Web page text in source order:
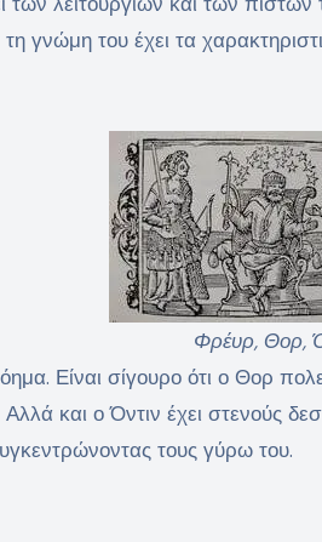
γνώμη του έχει τα
Φρέυρ, Θορ,
Είναι σίγουρο ότι ο Θορ
Αλλά και ο Όντιν έχει στενούς
τους γύρω του.